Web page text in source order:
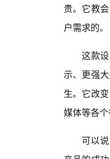
贵。它教
户需求的。
这款
示、更强
生。它改
媒体等各个
可以